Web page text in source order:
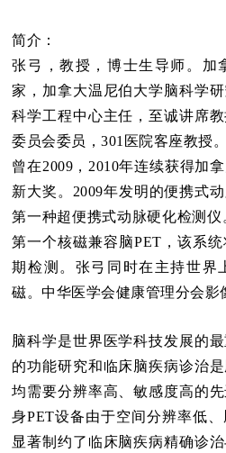
简介：
张弓，教授，博士生导师。加
家，加拿大温尼伯大学脑科学
科学工程中心主任，至诚讲席
委员会委员，301医院客座教授。
曾在2009，2010年连续获得加
新大奖。2009年发明的便携式
第一种超便携式动脉硬化检测
第一个核磁兼容脑PET，该系
期检测。张弓同时在主持世界
磁。中华医学会健康管理分会影
脑科学是世界医学科技发展的
的功能研究和临床脑疾病诊治
均需要分辨率高、敏感度高的
身PET设备由于空间分辨率低
显著制约了临床脑疾病精确诊